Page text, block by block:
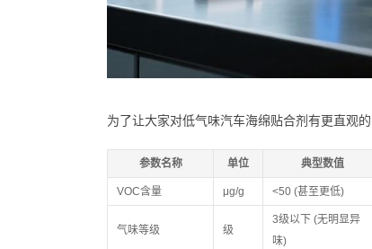
为了让大家对低气味汽车海绵贴合剂有更直观
参数名称 单位 典型数值
VOC含量 μg/g <50 (甚至更低)
气味等级 级
3级以下 (无明显异
味)